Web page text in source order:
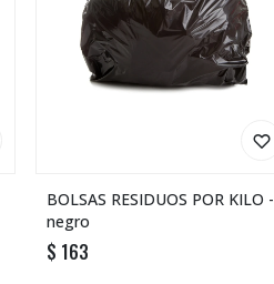
BOLSAS RESIDUOS POR KILO -
negro
$ 163